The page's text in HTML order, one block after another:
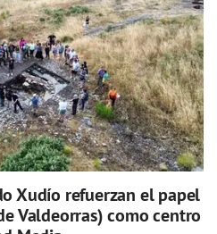
Xudío refuerzan el papel
Valdeorras) como centro